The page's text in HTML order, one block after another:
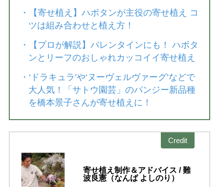
・
【寄せ植え】ハボタンが主役の寄せ植え コ
ツは組み合わせと植え方！
・
【プロが解説】バレンタインにも！ ハボタ
ンとリーフのおしゃれカッコイイ寄せ植え
・ ‘ドラキュラ’や‘ヌーヴェルヴァーグ’などで
大人気！「サトウ園芸」のパンジー新品種
を橋本景子さんが寄せ植えに！
Credit
寄せ植え制作＆アドバイス / 難
波良憲（なんば よしのり）